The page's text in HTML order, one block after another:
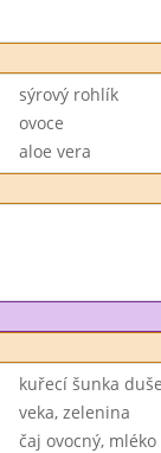
sýrový rohlík
ovoce
aloe vera
kuřecí šunka
veka, zelenina
čaj ovocný, mléko